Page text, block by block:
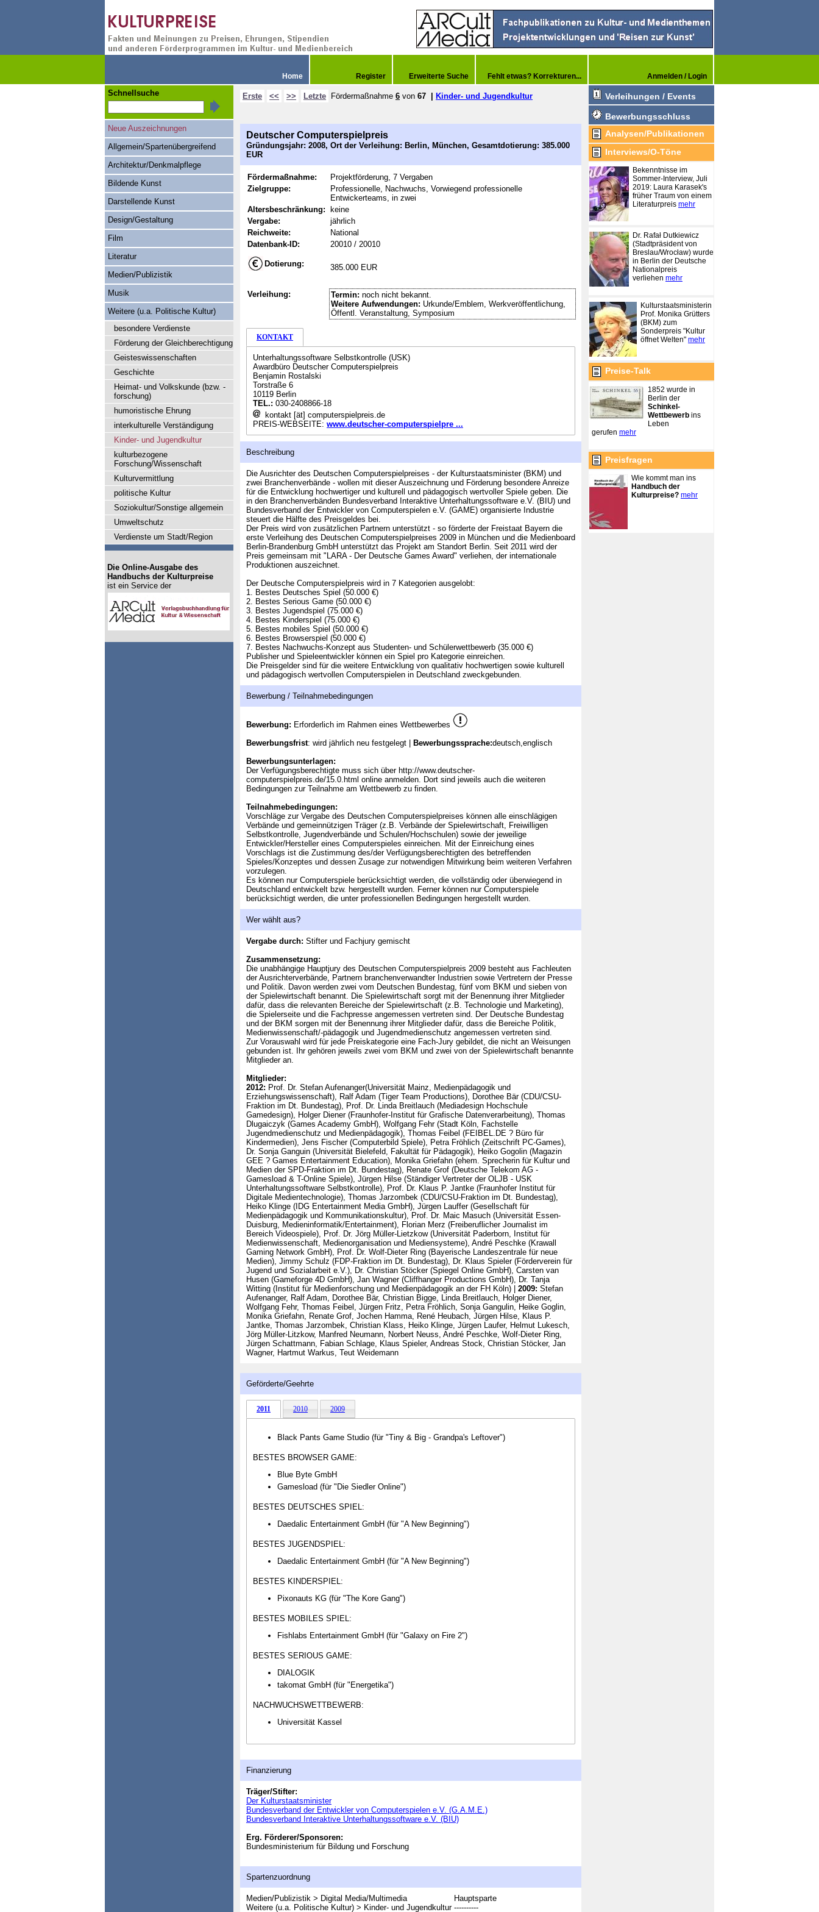
Home Register Erweiterte Suche Fehlt etwas? Korrekturen... Anmelden / Login
Erste << >> Letzte Fördermaßnahme 6 von 67 Kinder- und Jugendkultur
Deutscher Computerspielpreis
Gründungsjahr: 2008, Ort der Verleihung: Berlin, München, Gesamtdotierung: 385.000
EUR
Fördermaßnahme:
Projektförderung, 7 Vergaben
Zielgruppe:
Professionelle, Nachwuchs, Vorwiegend professionelle
Entwickerteams, in zwei
Altersbeschränkung:
keine
Vergabe:
jährlich
Reichweite:
National
Datenbank-ID:
20010 / 20010
Dotierung: 385.000 EUR
Verleihung: Termin: noch nicht bekannt.
Weitere Aufwendungen: Urkunde/Emblem, Werkveröffentlichung,
Öffentl. Veranstaltung, Symposium
KONTAKT
Unterhaltungssoftware Selbstkontrolle (USK)
Awardbüro Deutscher Computerspielpreis
Benjamin Rostalski
Torstraße 6
10119 Berlin
TEL.: 030-2408866-18
kontakt [ät] computerspielpreis.de
PREIS-WEBSEITE: www.deutscher-computerspielpre ...
Beschreibung
Die Ausrichter des Deutschen Computerspielpreises - der Kulturstaatsminister (BKM) und
zwei Branchenverbände - wollen mit dieser Auszeichnung und Förderung besondere Anreize
für die Entwicklung hochwertiger und kulturell und pädagogisch wertvoller Spiele geben. Die
in den Branchenverbänden Bundesverband Interaktive Unterhaltungssoftware e.V. (BIU) und
Bundesverband der Entwickler von Computerspielen e.V. (GAME) organisierte Industrie
steuert die Hälfte des Preisgeldes bei.
Der Preis wird von zusätzlichen Partnern unterstützt - so förderte der Freistaat Bayern die
erste Verleihung des Deutschen Computerspielpreises 2009 in München und die Medienboard
Berlin-Brandenburg GmbH unterstützt das Projekt am Standort Berlin. Seit 2011 wird der
Preis gemeinsam mit "LARA - Der Deutsche Games Award" verliehen, der internationale
Produktionen auszeichnet.
Der Deutsche Computerspielpreis wird in 7 Kategorien ausgelobt:
1. Bestes Deutsches Spiel (50.000 €)
2. Bestes Serious Game (50.000 €)
3. Bestes Jugendspiel (75.000 €)
4. Bestes Kinderspiel (75.000 €)
5. Bestes mobiles Spiel (50.000 €)
6. Bestes Browserspiel (50.000 €)
7. Bestes Nachwuchs-Konzept aus Studenten- und Schülerwettbewerb (35.000 €)
Publisher und Spieleentwickler können ein Spiel pro Kategorie einreichen.
Die Preisgelder sind für die weitere Entwicklung von qualitativ hochwertigen sowie kulturell
und pädagogisch wertvollen Computerspielen in Deutschland zweckgebunden.
Bewerbung / Teilnahmebedingungen
Bewerbung: Erforderlich im Rahmen eines Wettbewerbes
Bewerbungsfrist: wird jährlich neu festgelegt | Bewerbungssprache:deutsch,englisch
Bewerbungsunterlagen:
Der Verfügungsberechtigte muss sich über http://www.deutscher-
computerspielpreis.de/15.0.html online anmelden. Dort sind jeweils auch die weiteren
Bedingungen zur Teilnahme am Wettbewerb zu finden.
Teilnahmebedingungen:
Vorschläge zur Vergabe des Deutschen Computerspielpreises können alle einschlägigen
Verbände und gemeinnützigen Träger (z.B. Verbände der Spielewirtschaft, Freiwilligen
Selbstkontrolle, Jugendverbände und Schulen/Hochschulen) sowie der jeweilige
Entwickler/Hersteller eines Computerspieles einreichen. Mit der Einreichung eines
Vorschlags ist die Zustimmung des/der Verfügungsberechtigten des betreffenden
Spieles/Konzeptes und dessen Zusage zur notwendigen Mitwirkung beim weiteren Verfahren
vorzulegen.
Es können nur Computerspiele berücksichtigt werden, die vollständig oder überwiegend in
Deutschland entwickelt bzw. hergestellt wurden. Ferner können nur Computerspiele
berücksichtigt werden, die unter professionellen Bedingungen hergestellt wurden.
Wer wählt aus?
Vergabe durch: Stifter und Fachjury gemischt
Zusammensetzung:
Die unabhängige Hauptjury des Deutschen Computerspielpreis 2009 besteht aus Fachleuten
der Ausrichterverbände, Partnern branchenverwandter Industrien sowie Vertretern der Presse
und Politik. Davon werden zwei vom Deutschen Bundestag, fünf vom BKM und sieben von
der Spielewirtschaft benannt. Die Spielewirtschaft sorgt mit der Benennung ihrer Mitglieder
dafür, dass die relevanten Bereiche der Spielewirtschaft (z.B. Technologie und Marketing),
die Spielerseite und die Fachpresse angemessen vertreten sind. Der Deutsche Bundestag
und der BKM sorgen mit der Benennung ihrer Mitglieder dafür, dass die Bereiche Politik,
Medienwissenschaft/-pädagogik und Jugendmedienschutz angemessen vertreten sind.
Zur Vorauswahl wird für jede Preiskategorie eine Fach-Jury gebildet, die nicht an Weisungen
gebunden ist. Ihr gehören jeweils zwei vom BKM und zwei von der Spielewirtschaft benannte
Mitglieder an.
Mitglieder:
2012: Prof. Dr. Stefan Aufenanger(Universität Mainz, Medienpädagogik und
Erziehungswissenschaft), Ralf Adam (Tiger Team Productions), Dorothee Bär (CDU/CSU-
Fraktion im Dt. Bundestag), Prof. Dr. Linda Breitlauch (Mediadesign Hochschule
Gamedesign), Holger Diener (Fraunhofer-Institut für Grafische Datenverarbeitung), Thomas
Dlugaiczyk (Games Academy GmbH), Wolfgang Fehr (Stadt Köln, Fachstelle
Jugendmedienschutz und Medienpädagogik), Thomas Feibel (FEIBEL.DE ? Büro für
Kindermedien), Jens Fischer (Computerbild Spiele), Petra Fröhlich (Zeitschrift PC-Games),
Dr. Sonja Ganguin (Universität Bielefeld, Fakultät für Pädagogik), Heiko Gogolin (Magazin
GEE ? Games Entertainment Education), Monika Griefahn (ehem. Sprecherin für Kultur und
Medien der SPD-Fraktion im Dt. Bundestag), Renate Grof (Deutsche Telekom AG -
Gamesload & T-Online Spiele), Jürgen Hilse (Ständiger Vertreter der OLJB - USK
Unterhaltungssoftware Selbstkontrolle), Prof. Dr. Klaus P. Jantke (Fraunhofer Institut für
Digitale Medientechnologie), Thomas Jarzombek (CDU/CSU-Fraktion im Dt. Bundestag),
Heiko Klinge (IDG Entertainment Media GmbH), Jürgen Lauffer (Gesellschaft für
Medienpädagogik und Kommunikationskultur), Prof. Dr. Maic Masuch (Universität Essen-
Duisburg, Medieninformatik/Entertainment), Florian Merz (Freiberuflicher Journalist im
Bereich Videospiele), Prof. Dr. Jörg Müller-Lietzkow (Universität Paderborn, Institut für
Medienwissenschaft, Medienorganisation und Mediensysteme), André Peschke (Krawall
Gaming Network GmbH), Prof. Dr. Wolf-Dieter Ring (Bayerische Landeszentrale für neue
Medien), Jimmy Schulz (FDP-Fraktion im Dt. Bundestag), Dr. Klaus Spieler (Förderverein für
Jugend und Sozialarbeit e.V.), Dr. Christian Stöcker (Spiegel Online GmbH), Carsten van
Husen (Gameforge 4D GmbH), Jan Wagner (Cliffhanger Productions GmbH), Dr. Tanja
Witting (Institut für Medienforschung und Medienpädagogik an der FH Köln) | 2009: Stefan
Aufenanger, Ralf Adam, Dorothee Bär, Christian Bigge, Linda Breitlauch, Holger Diener,
Wolfgang Fehr, Thomas Feibel, Jürgen Fritz, Petra Fröhlich, Sonja Gangulin, Heike Goglin,
Monika Griefahn, Renate Grof, Jochen Hamma, René Heubach, Jürgen Hilse, Klaus P.
Jantke, Thomas Jarzombek, Christian Klass, Heiko Klinge, Jürgen Laufer, Helmut Lukesch,
Jörg Müller-Litzkow, Manfred Neumann, Norbert Neuss, André Peschke, Wolf-Dieter Ring,
Jürgen Schattmann, Fabian Schlage, Klaus Spieler, Andreas Stock, Christian Stöcker, Jan
Wagner, Hartmut Warkus, Teut Weidemann
Geförderte/Geehrte
2011 2010 2009
Black Pants Game Studio (für "Tiny & Big - Grandpa's Leftover")
BESTES BROWSER GAME:
Blue Byte GmbH
Gamesload (für "Die Siedler Online")
BESTES DEUTSCHES SPIEL:
Daedalic Entertainment GmbH (für "A New Beginning")
BESTES JUGENDSPIEL:
Daedalic Entertainment GmbH (für "A New Beginning")
BESTES KINDERSPIEL:
Pixonauts KG (für "The Kore Gang")
BESTES MOBILES SPIEL:
Fishlabs Entertainment GmbH (für "Galaxy on Fire 2")
BESTES SERIOUS GAME:
DIALOGIK
takomat GmbH (für "Energetika")
NACHWUCHSWETTBEWERB:
Universität Kassel
Finanzierung
Träger/Stifter:
Der Kulturstaatsminister
Bundesverband der Entwickler von Computerspielen e.V. (G.A.M.E.)
Bundesverband Interaktive Unterhaltungssoftware e.V. (BIU)
Erg. Förderer/Sponsoren:
Bundesministerium für Bildung und Forschung
Spartenzuordnung
Medien/Publizistik > Digital Media/Multimedia
Hauptsparte
Weitere (u.a. Politische Kultur) > Kinder- und Jugendkultur----------
Schnellsuche
Neue Auszeichnungen
Allgemein/Spartenübergreifend
Architektur/Denkmalpflege
Bildende Kunst
Darstellende Kunst
Design/Gestaltung
Film
Literatur
Medien/Publizistik
Musik
Weitere (u.a. Politische Kultur)
besondere Verdienste
Förderung der Gleichberechtigung
Geisteswissenschaften
Geschichte
Heimat- und Volkskunde (bzw. -
forschung)
humoristische Ehrung
interkulturelle Verständigung
Kinder- und Jugendkultur
kulturbezogene
Forschung/Wissenschaft
Kulturvermittlung
politische Kultur
Soziokultur/Sonstige allgemein
Umweltschutz
Verdienste um Stadt/Region
Die Online-Ausgabe des
Handbuchs der Kulturpreise
ist ein Service der
Verleihungen / Events
Bewerbungsschluss
Analysen/Publikationen
Interviews/O-Töne
Bekenntnisse im
Sommer-Interview, Juli
2019: Laura Karasek's
früher Traum von einem
Literaturpreis mehr
Dr. Rafał Dutkiewicz
(Stadtpräsident von
Breslau/Wrocław) wurde
in Berlin der Deutsche
Nationalpreis
verliehen mehr
Kulturstaatsministerin
Prof. Monika Grütters
(BKM) zum
Sonderpreis "Kultur
öffnet Welten" mehr
Preise-Talk
1852 wurde in
Berlin der
Schinkel-
Wettbewerb ins
Leben
gerufen mehr
Preisfragen
Wie kommt man ins
Handbuch der
Kulturpreise? mehr